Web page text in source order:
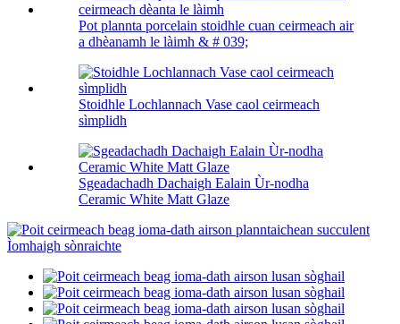
Pot plannta porcelain stoidhle cuan ceirmeach air
a dhèanamh le làimh & # 039;
Stoidhle Lochlannach Vase caol ceirmeach
sìmplidh
Sgeadachadh Dachaigh Ealain Ùr-nodha
Ceramic White Matt Glaze